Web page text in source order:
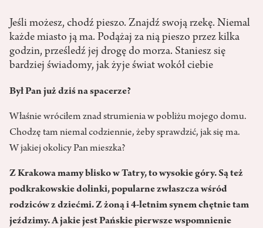
Jeśli możesz, chodź pieszo. Znajdź swoją rzekę. Niemal
każde miasto ją ma. Podążaj za nią pieszo przez kilka
godzin, prześledź jej drogę do morza. Staniesz się
bardziej świadomy, jak żyje świat wokół ciebie
Był Pan już dziś na spacerze?
Właśnie wróciłem znad strumienia w pobliżu mojego domu.
Chodzę tam niemal codziennie, żeby sprawdzić, jak się ma.
W jakiej okolicy Pan mieszka?
Z Krakowa mamy blisko w Tatry, to wysokie góry. Są też
podkrakowskie dolinki, popularne zwłaszcza wśród
rodziców z dziećmi. Z żoną i 4-letnim synem chętnie tam
jeździmy. A jakie jest Pańskie pierwsze wspomnienie